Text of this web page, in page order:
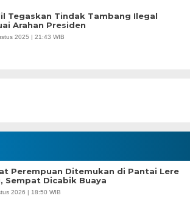
Tegaskan Tindak Tambang Ilegal
Arahan Presiden
2025 | 21:43 WIB
Perempuan Ditemukan di Pantai Lere
Sempat Dicabik Buaya
2026 | 18:50 WIB